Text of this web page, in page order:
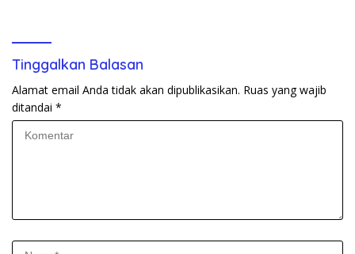
Tinggalkan Balasan
Alamat email Anda tidak akan dipublikasikan. Ruas yang wajib
ditandai *